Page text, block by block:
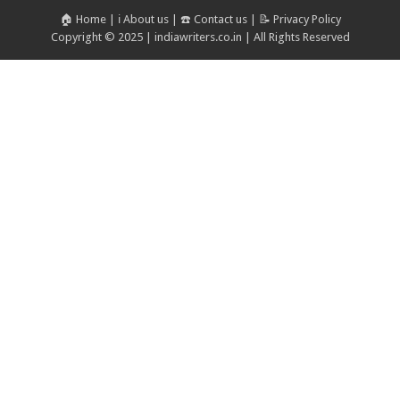
🏠 Home| ℹ️ About us| ☎️ Contact us| 📝 Privacy Policy
Copyright © 2025 | indiawriters.co.in | All Rights Reserved